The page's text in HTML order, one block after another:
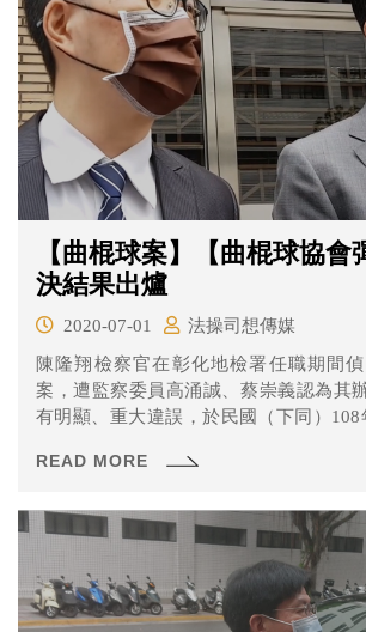
【曲棍球案】【曲棍球協會
決結果出爐
2020-07-01
法操司想傳媒
陳隆翔檢察官在彰化地檢署任職期間
案，遭監察委員高涌誠、蔡崇義認為其
有明顯、重大違誤，於民國（下同）108
會彈劾案，職務法庭在6月30日作出判決
READ MORE